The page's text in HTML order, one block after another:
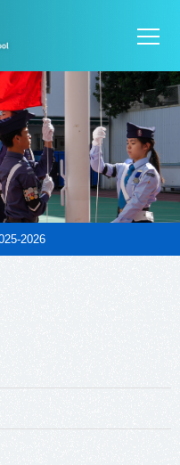
2026